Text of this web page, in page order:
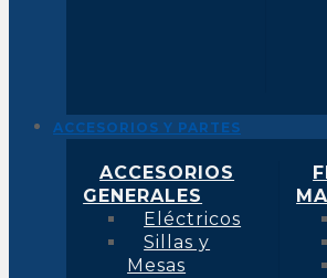
ACCESORIOS Y PARTES
ACCESORIOS
GENERALES
Eléctricos
Sillas y
Mesas